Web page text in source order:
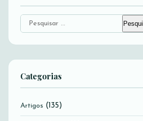
Pesquisar
por:
Categorias
Artigos (135)